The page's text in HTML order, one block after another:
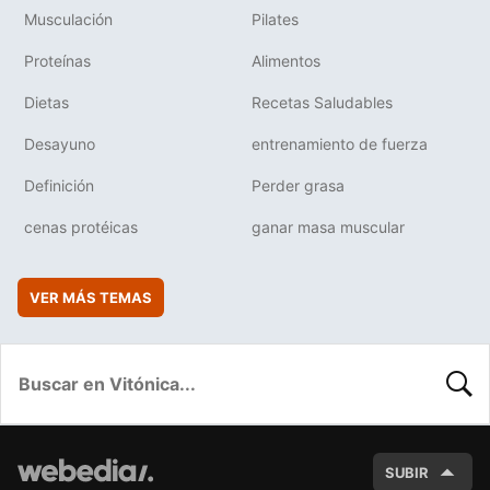
Musculación Pilates
Proteínas Alimentos
Dietas Recetas Saludables
Desayuno entrenamiento de fuerza
Definición Perder grasa
cenas protéicas ganar masa muscular
VER MÁS TEMAS
SUBIR